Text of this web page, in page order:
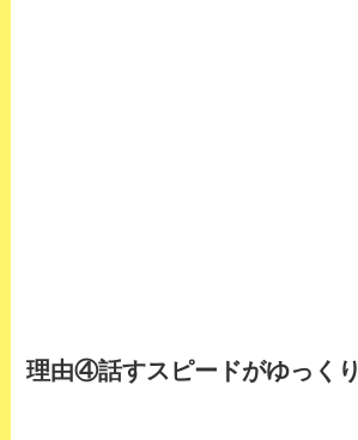
理由④話すスピードがゆっくり